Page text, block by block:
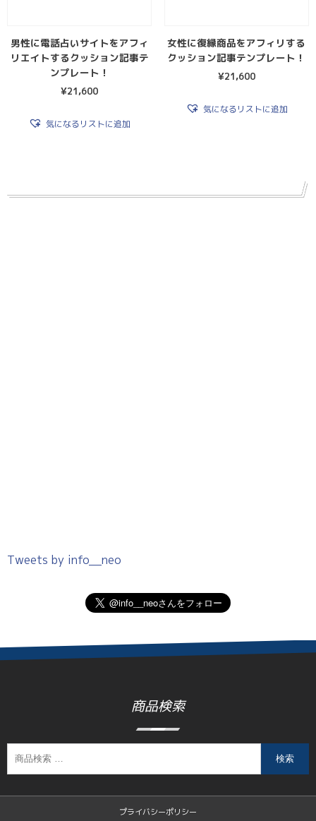
男性に電話占いサイトをアフィ
リエイトするクッション記事テ
ンプレート！
¥21,600
気になるリストに追加
女性に復縁商品をアフィリする
クッション記事テンプレート！
¥21,600
気になるリストに追加
Tweets by info__neo
商品検索
検索
プライバシーポリシー